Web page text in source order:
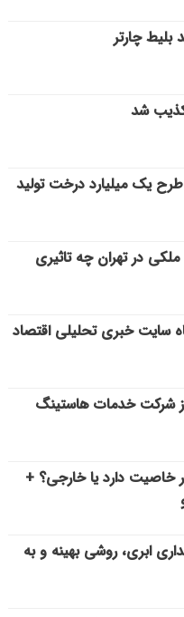
چارتر
شد
طرح یک میلیارد درخت تولید
در تهران چه تاثیری
سایت خبری تحلیلی اقتصاد
شرکت خدمات هاستینگ
خاصیت دارد یا خارجی؟ +
ابری، روشی بهینه و به